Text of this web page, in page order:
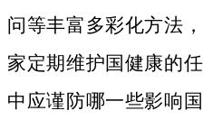
问等丰富多彩化方法
家定期维护国健康的
中应谨防哪一些影响